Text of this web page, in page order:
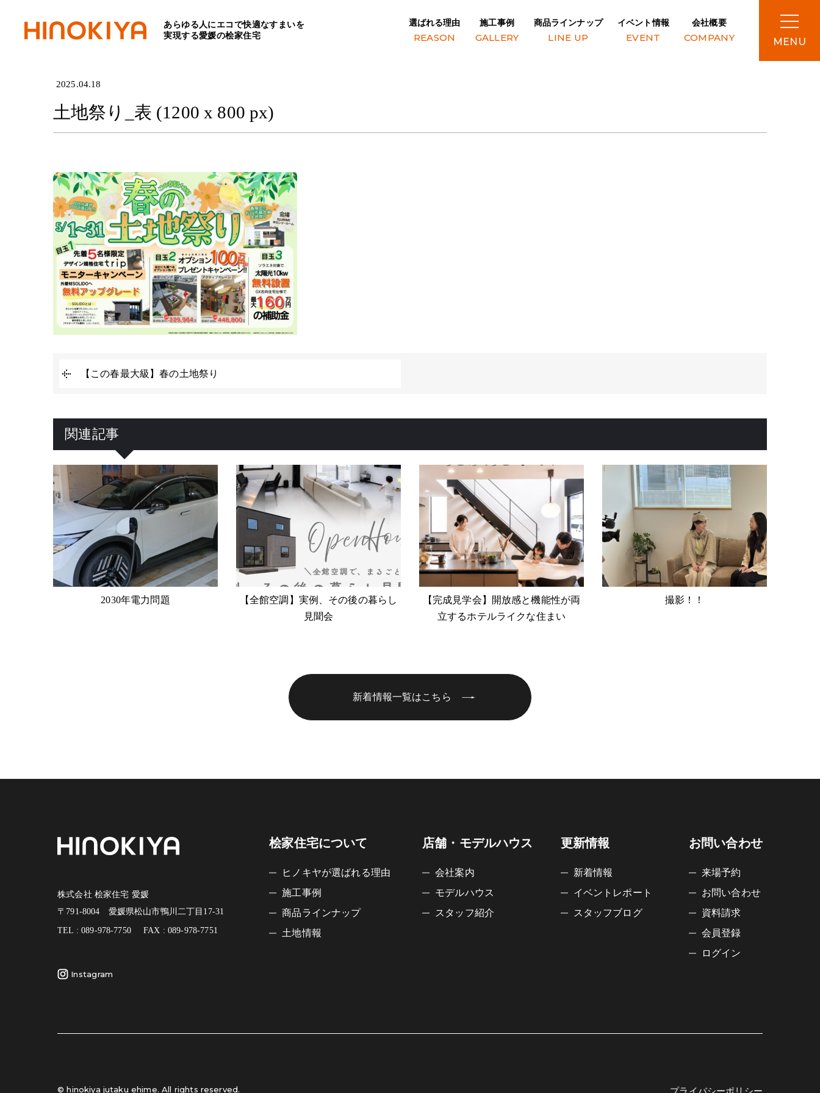
あらゆる人にエコで快適なすまいを
実現する愛媛の桧家住宅
選ばれる理由
REASON
施工事例
GALLERY
商品ラインナップ
LINE UP
イベント情報
EVENT
会社概要
COMPANY
HOME>土地祭り_表 (1200 x 800 px)
2025.04.18
土地祭り_表 (1200 x 800 px)
【この春最大級】春の土地祭り
関連記事
2030年電力問題
【全館空調】実例、その後の暮らし
見聞会
【完成見学会】開放感と機能性が両
立するホテルライクな住まい
撮影！！
新着情報一覧はこちら
桧家住宅について
ヒノキヤが選ばれる理由
施工事例
商品ラインナップ
土地情報
店舗・モデルハウス
会社案内
モデルハウス
スタッフ紹介
更新情報
新着情報
イベントレポート
スタッフブログ
お問い合わせ
来場予約
お問い合わせ
資料請求
会員登録
ログイン
株式会社 桧家住宅 愛媛
〒791-8004 愛媛県松山市鴨川二丁目17-31
TEL : 089-978-7750 FAX : 089-978-7751
Instagram
© hinokiya jutaku ehime. All rights reserved.